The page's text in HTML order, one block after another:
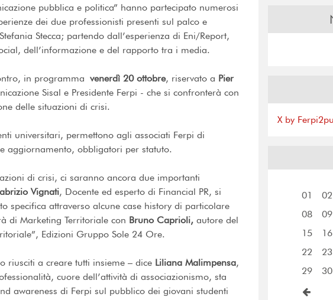
pubblica e politica” hanno partecipato numerosi
dei due professionisti presenti sul palco e
Stefania Stecca; partendo dall’esperienza di Eni/Report,
dell’informazione e del rapporto tra i media.
in programma venerdì 20 ottobre, riservato a Pier
Sisal e Presidente Ferpi - che si confronterà con
delle situazioni di crisi.
universitari, permettono agli associati Ferpi di
aggiornamento, obbligatori per statuto.
di crisi, ci saranno ancora due importanti
Vignati, Docente ed esperto di Financial PR, si
specifica attraverso alcune case history di particolare
di Marketing Territoriale con Bruno Caprioli, autore del
Edizioni Gruppo Sole 24 Ore.
riusciti a creare tutti insieme – dice Liliana Malimpensa,
cuore dell’attività di associazionismo, sta
awareness di Ferpi sul pubblico dei giovani studenti
X by
01
02
08
09
15
16
22
23
29
30